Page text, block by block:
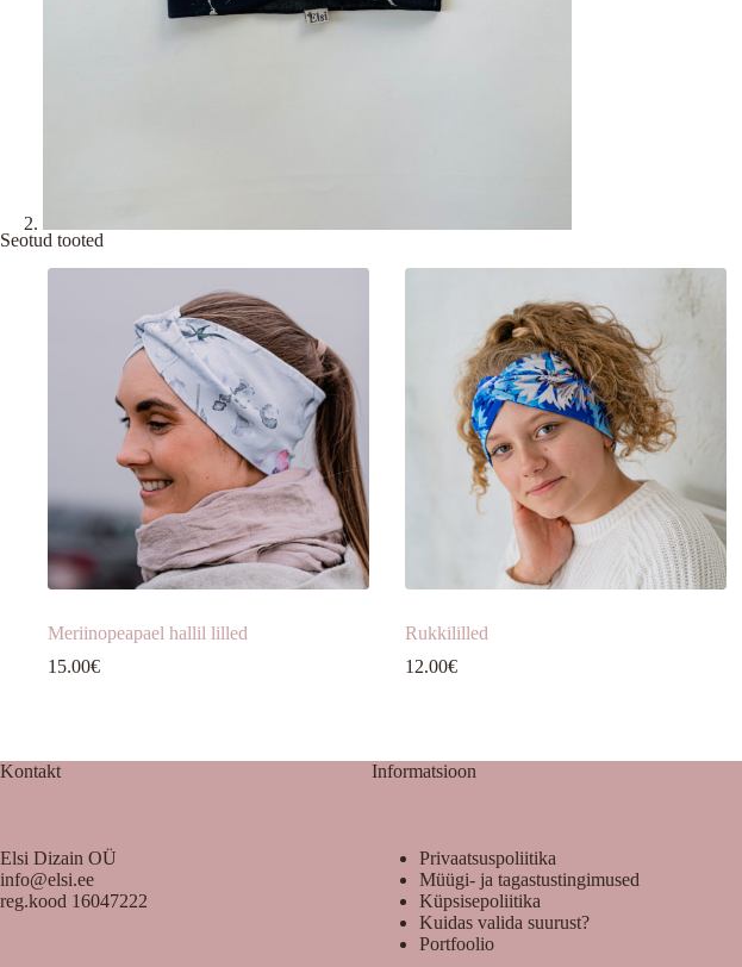
Seotud tooted
Meriinopeapael hallil lilled
15.00€
Rukkililled
12.00€
Kontakt
Elsi Dizain OÜ
info@elsi.ee
reg.kood 16047222
Informatsioon
Privaatsuspoliitika
Müügi- ja tagastustingimused
Küpsisepoliitika
Kuidas valida suurust?
Portfoolio